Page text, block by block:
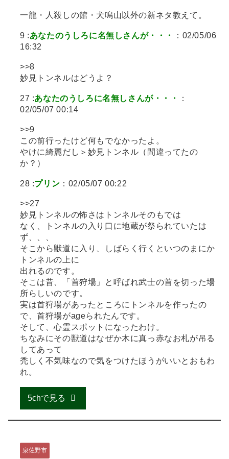
一龍・人殺しの館・犬鳴山以外の新ネタ教えて。
9 :あなたのうしろに名無しさんが・・・
：02/05/06
16:32
>>8
妙見トンネルはどうよ？
27 :あなたのうしろに名無しさんが・・・
：
02/05/07 00:14
>>9
この前行ったけど何もでなかったよ。
やけに綺麗だし＞妙見トンネル（間違ってたの
か？）
28 :プリン ：02/05/07 00:22
>>27
妙見トンネルの怖さはトンネルそのもでは
なく、トンネルの入り口に地蔵が祭られていたは
ず、、、
そこから獣道に入り、しばらく行くといつのまにか
トンネルの上に
出れるのです。
そこは昔、「首狩場」と呼ばれ武士の首を切った場
所らしいのです。
実は首狩場があったところにトンネルを作ったの
で、首狩場がageられたんです。
そして、心霊スポットになったわけ。
ちなみにその獣道はなぜか木に真っ赤なお札が吊る
してあって
禿しく不気味なので気をつけたほうがいいとおもわ
れ。
5chで見る
泉佐野市